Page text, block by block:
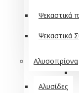
Ψεκαστικά
Ψεκαστικά
Αλυσοπρίονα
Αλυσίδες